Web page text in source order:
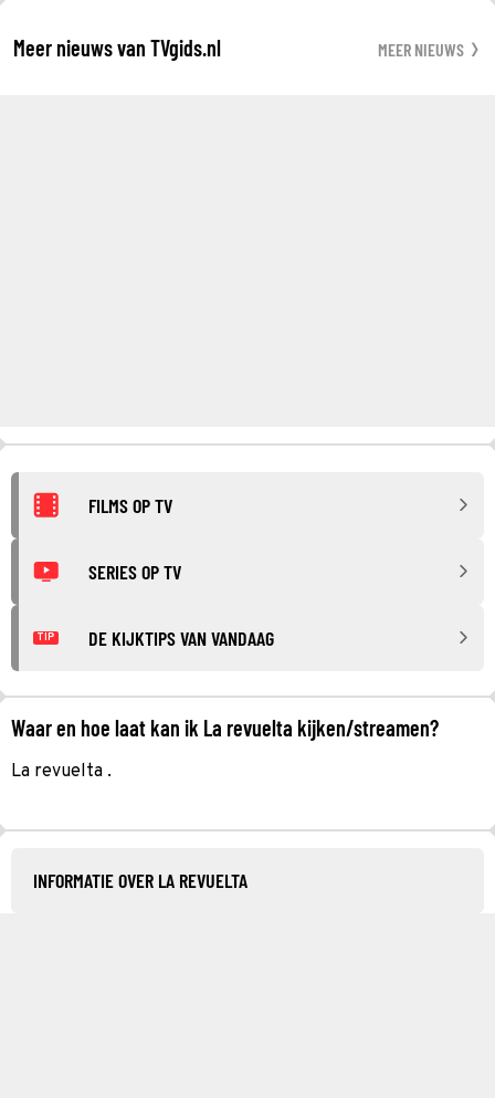
Meer nieuws van TVgids.nl MEER NIEUWS
FILMS OP TV
SERIES OP TV
TIP DE KIJKTIPS VAN VANDAAG
Waar en hoe laat kan ik La revuelta kijken/streamen?
La revuelta .
INFORMATIE OVER LA REVUELTA